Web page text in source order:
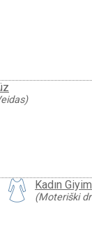
Kadın
(Moteriški